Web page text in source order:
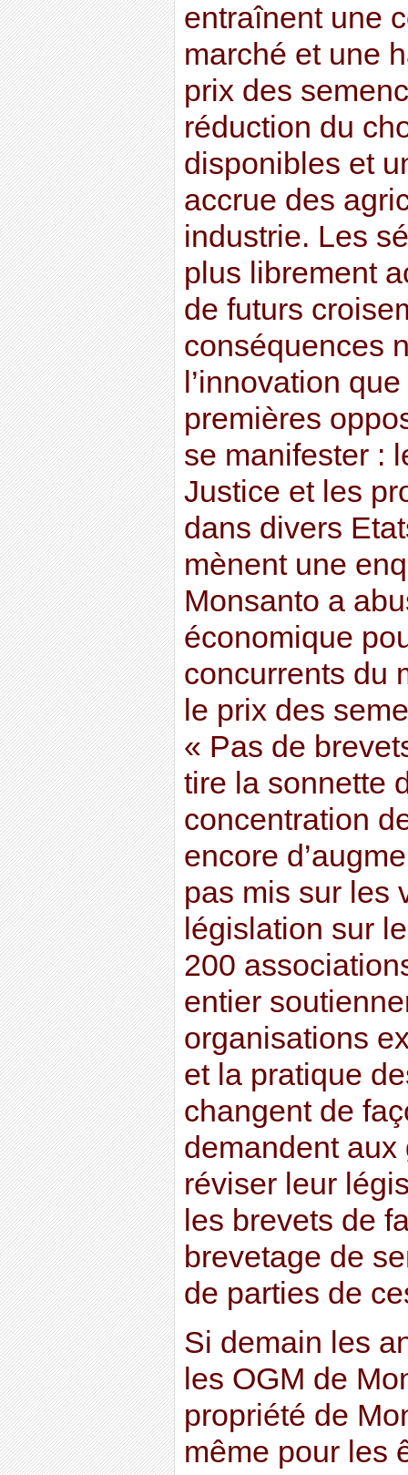
entraînent une
marché et une
prix des
réduction du
disponibles et
accrue des
industrie. Les
plus librement
de futurs
conséquences
l’innovation
premières
se manifester :
Justice et les
dans divers
mènent une
Monsanto a
économique
concurrents du
le prix des
« Pas de
tire la sonnette
concentration
encore
pas mis sur les
législation sur
200
entier
organisations
et la pratique
changent de
demandent
réviser leur
les brevets de
brevetage de
de parties de
Si demain les
les OGM de
propriété de
même pour les